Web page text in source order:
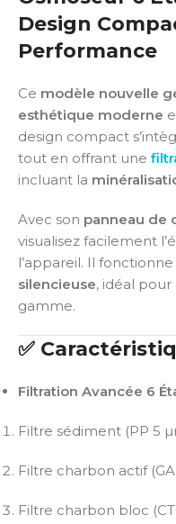
Design
Performance
Ce modèle nouvelle
esthétique moderne
design compact
tout en offrant une
incluant la
Avec son panneau de
visualisez facilement
l’appareil. Il
silencieuse, idéal
gamme.
✅
Filtration Avancée 6
Filtre sédiment (PP 5
Filtre charbon actif
Filtre charbon bloc